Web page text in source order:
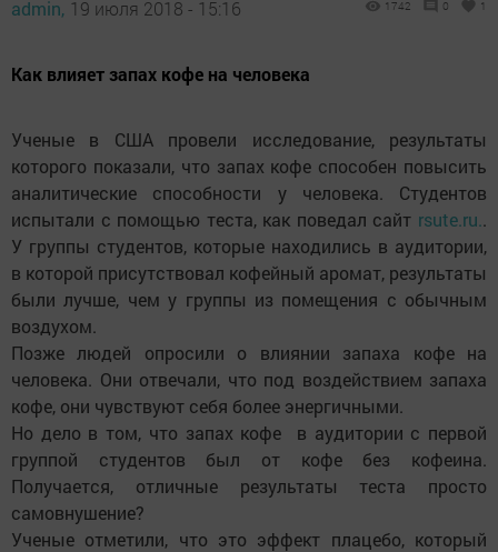
admin, 19 июля 2018 - 15:16 1742 0 1
Как влияет запах кофе на человека
Ученые в США провели исследование, результаты
которого показали, что запах кофе способен повысить
аналитические способности у человека. Студентов
испытали с помощью теста, как поведал сайт rsute.ru..
У группы студентов, которые находились в аудитории,
в которой присутствовал кофейный аромат, результаты
были лучше, чем у группы из помещения с обычным
воздухом.
Позже людей опросили о влиянии запаха кофе на
человека. Они отвечали, что под воздействием запаха
кофе, они чувствуют себя более энергичными.
Но дело в том, что запах кофе в аудитории с первой
группой студентов был от кофе без кофеина.
Получается, отличные результаты теста просто
самовнушение?
Ученые отметили, что это эффект плацебо, который